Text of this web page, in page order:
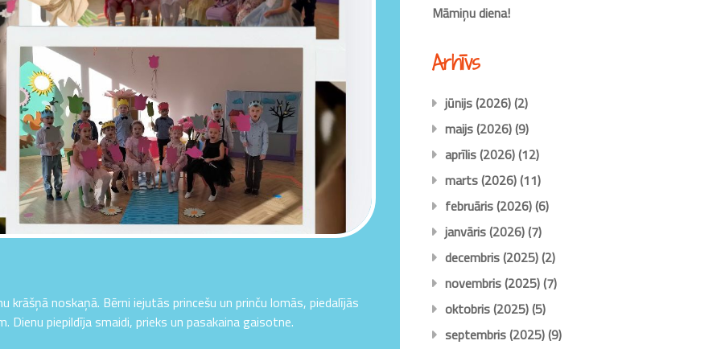
krāšņā noskaņā. Bērni iejutās princešu un prinču lomās, piedalījās
Dienu piepildīja smaidi, prieks un pasakaina gaisotne.
Māmiņu diena!
Arhīvs
jūnijs (2026)(2)
maijs (2026)(9)
aprīlis (2026)(12)
marts (2026)(11)
februāris (2026)(6)
janvāris (2026)(7)
decembris (2025)(2)
novembris (2025)(7)
oktobris (2025)(5)
septembris (2025)(9)